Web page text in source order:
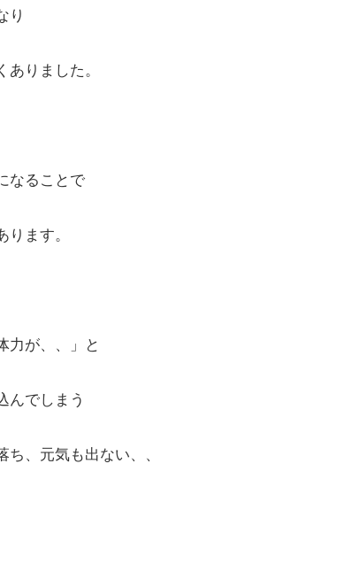
り
りました。
なることで
ます。
力が、、」と
んでしまう
、元気も出ない、、